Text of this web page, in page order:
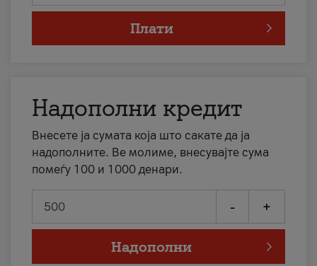
Плати
Надополни кредит
Внесете ја сумата која што сакате да ја
надополните. Ве молиме, внесувајте сума
помеѓу 100 и 1000 денари.
- +
Надополни